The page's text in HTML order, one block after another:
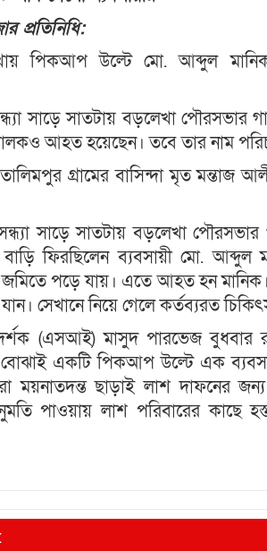
প্রতিনিধি:
পিকআপ উল্টে মো. আব্দুল
সাড়ে সাতটায় বড়লেখা পৌরসভার
আহত হয়েছেন। তবে তার নাম
গ্রামের বাসিন্দা মৃত মন্তাজ
সন্ধ্যা সাড়ে সাতটায় বড়লেখা
বাড়ি ফিরছিলেন ব্যবসায়ী মো.
পড়ে যায়। এতে আহত হন মানিক।
যান। সেখানে নিয়ে গেলে কর্তব্যরত
(এসআই) মাসুদ পারভেজ বুধবার
বোঝাই একটি পিকআপ উল্টে এক
ময়নাতদন্ত ছাড়াই লাশ দাফনের জন্য
পাওয়ায় লাশ পরিবারের কাছে